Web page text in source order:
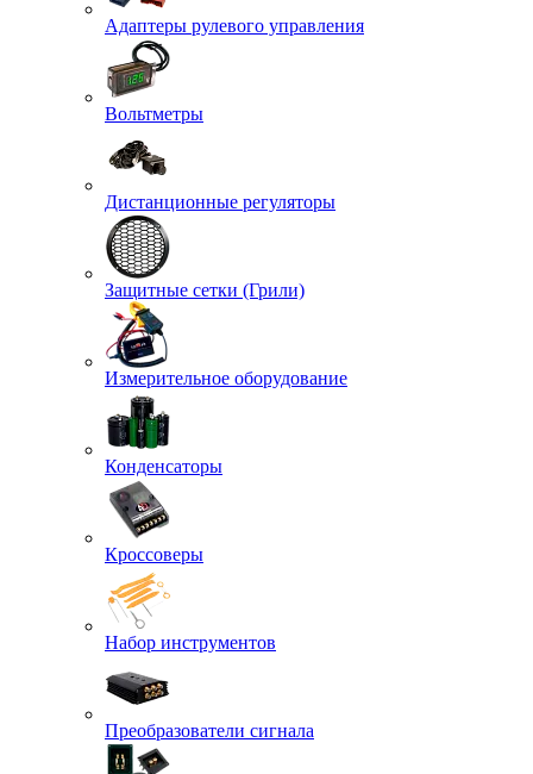
Адаптеры рулевого управления
Вольтметры
Дистанционные регуляторы
Защитные сетки (Грили)
Измерительное оборудование
Конденсаторы
Кроссоверы
Набор инструментов
Преобразователи сигнала